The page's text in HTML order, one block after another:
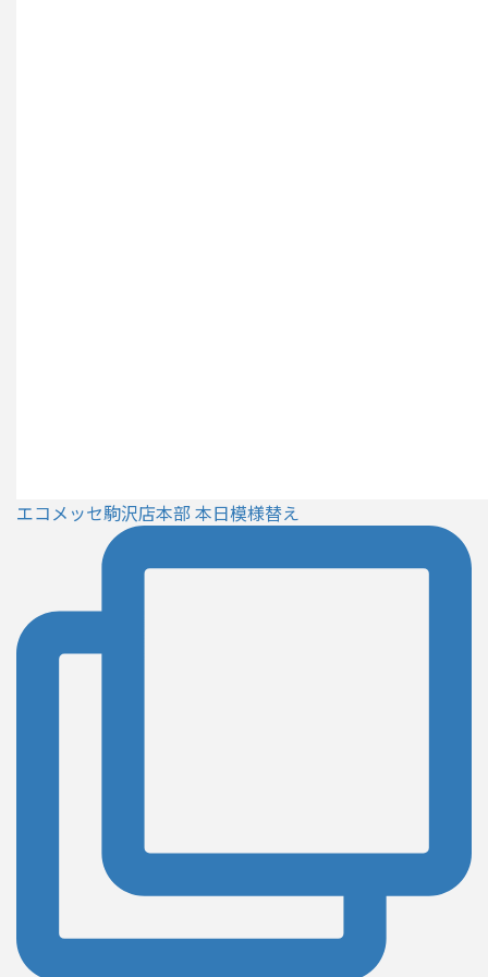
エコメッセ駒沢店本部 本日模様替え